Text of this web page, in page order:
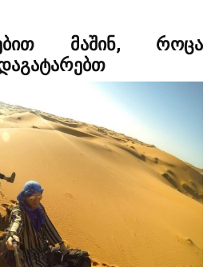
მაშინ, როცა